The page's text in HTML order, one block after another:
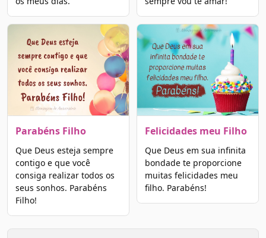
Parabéns Filho
Que Deus esteja sempre
contigo e que você
consiga realizar todos os
seus sonhos. Parabéns
Filho!
Felicidades meu Filho
Que Deus em sua infinita
bondade te proporcione
muitas felicidades meu
filho. Parabéns!